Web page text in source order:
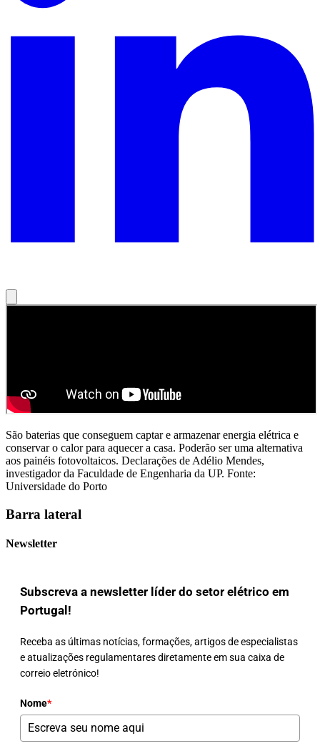
São baterias que conseguem captar e armazenar energia elétrica e
conservar o calor para aquecer a casa. Poderão ser uma alternativa
aos painéis fotovoltaicos. Declarações de Adélio Mendes,
investigador da Faculdade de Engenharia da UP. Fonte:
Universidade do Porto
Barra lateral
Newsletter
Subscreva a newsletter líder do setor elétrico em
Portugal!
Receba as últimas notícias, formações, artigos de especialistas
e atualizações regulamentares diretamente em sua caixa de
correio eletrónico!
Nome*